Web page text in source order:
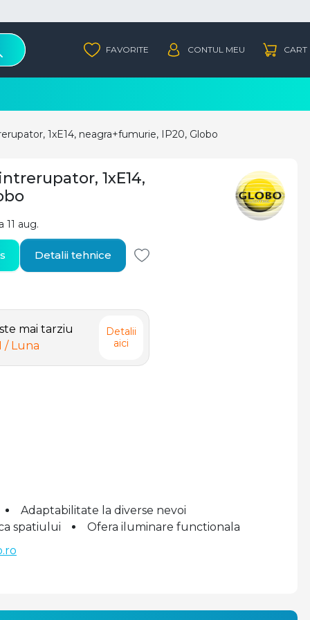
1xE14, neagra+fumurie, IP20, Globo
1xE14,
11 aug.
mai tarziu
/ Luna
Detalii
aici
Detalii tehnice
Adaptabilitate la diverse nevoi
spatiului
Ofera iluminare functionala